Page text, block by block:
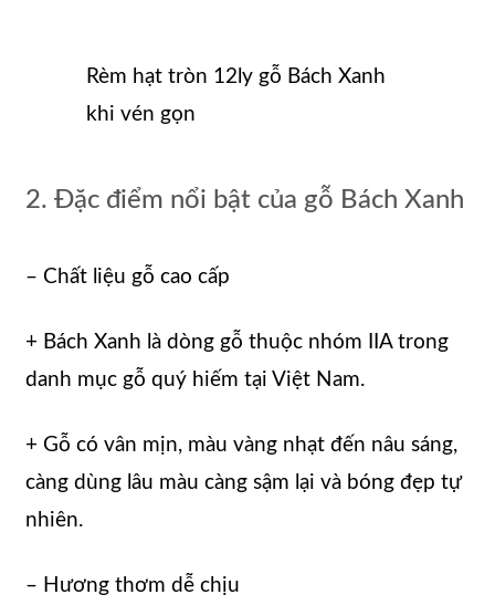
Rèm hạt tròn 12ly gỗ Bách Xanh
khi vén gọn
2. Đặc điểm nổi bật của gỗ Bách Xanh
– Chất liệu gỗ cao cấp
+ Bách Xanh là dòng gỗ thuộc nhóm IIA trong
danh mục gỗ quý hiếm tại Việt Nam.
+ Gỗ có vân mịn, màu vàng nhạt đến nâu sáng,
càng dùng lâu màu càng sậm lại và bóng đẹp tự
nhiên.
– Hương thơm dễ chịu